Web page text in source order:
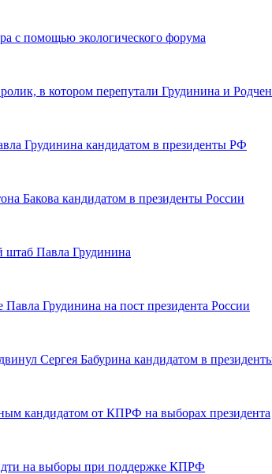
с помощью экологического форума
в котором перепутали Грудинина и
Грудинина кандидатом в президенты РФ
Бакова кандидатом в президенты России
штаб Павла Грудинина
Грудинина на пост президента России
Сергея Бабурина кандидатом в
кандидатом от КПРФ на выборах президента
на выборы при поддержке КПРФ